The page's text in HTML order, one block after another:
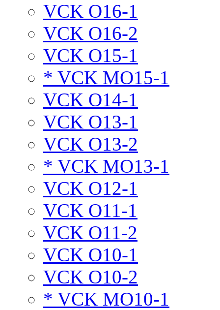
VCK O16-1
VCK O16-2
VCK O15-1
* VCK MO15-1
VCK O14-1
VCK O13-1
VCK O13-2
* VCK MO13-1
VCK O12-1
VCK O11-1
VCK O11-2
VCK O10-1
VCK O10-2
* VCK MO10-1